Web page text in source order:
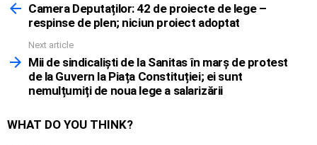
moreCamera Deputaților: 42 de proiecte de lege –
respinse de plen; niciun proiect adoptat
Next article
Mii de sindicaliști de la Sanitas în marș de protest
de la Guvern la Piața Constituției; ei sunt
nemulțumiți de noua lege a salarizării
WHAT DO YOU THINK?